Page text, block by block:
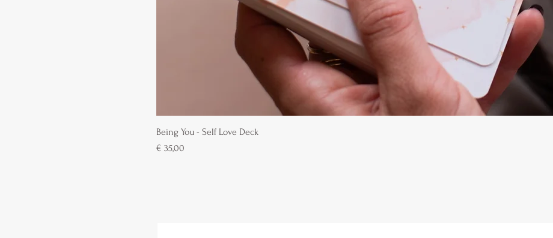
Being You - Self Love Deck
Prijs
€ 35,00